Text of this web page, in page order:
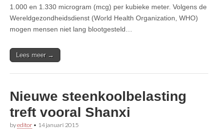
1.000 en 1.330 microgram (mcg) per kubieke meter. Volgens de
Wereldgezondheidsdienst (World Health Organization, WHO)
mogen mensen niet lang blootgesteld…
Lees meer →
Nieuwe steenkoolbelasting
treft vooral Shanxi
byeditor • 14 januari 2015